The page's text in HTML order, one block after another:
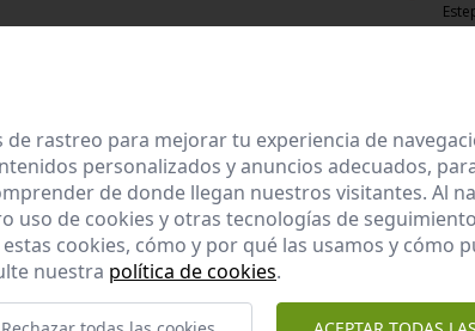
de rastreo para mejorar tu experiencia de
personalizados y anuncios adecuados,
de donde llegan nuestros visitantes. Al
uso de cookies y otras tecnologías de
cookies, cómo y por qué las usamos y cómo
nuestra política de cookies.